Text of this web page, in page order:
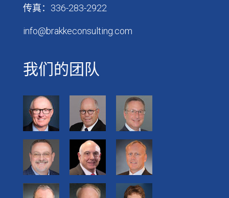
传真：336-283-2922
info@brakkeconsulting.com
我们的团队